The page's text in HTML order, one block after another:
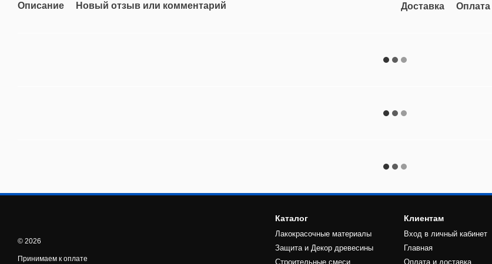
Описание Новый отзыв или комментарий Доставка Оплата
© 2026
Принимаем к оплате
Каталог
Лакокрасочные материалы
Защита и Декор древесины
Строительные смеси
Клиентам
Вход в личный кабинет
Главная
Оплата и доставка